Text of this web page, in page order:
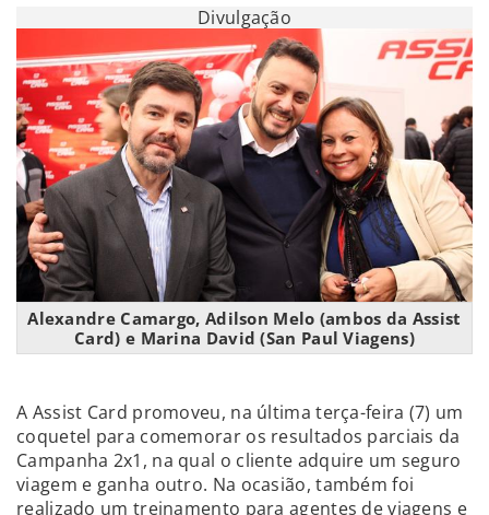
Divulgação
Alexandre Camargo, Adilson Melo (ambos da Assist
Card) e Marina David (San Paul Viagens)
A Assist Card promoveu, na última terça-feira (7) um
coquetel para comemorar os resultados parciais da
Campanha 2x1, na qual o cliente adquire um seguro
viagem e ganha outro. Na ocasião, também foi
realizado um treinamento para agentes de viagens e